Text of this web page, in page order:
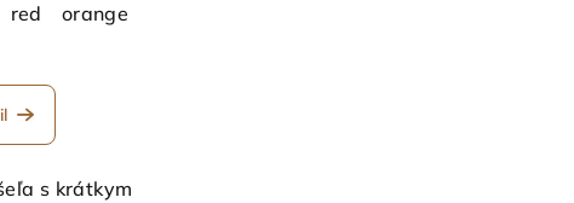
bright red
red orange
s krátkym